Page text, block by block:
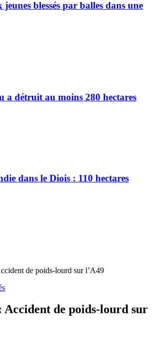
jeunes blessés par balles dans une
a détruit au moins 280 hectares
dans le Diois : 110 hectares
de poids-lourd sur l’A49
Accident de poids-lourd sur